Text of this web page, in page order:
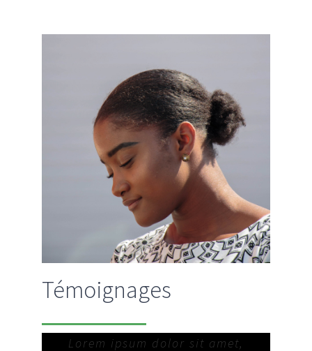
Témoignages
Lorem ipsum dolor sit amet,